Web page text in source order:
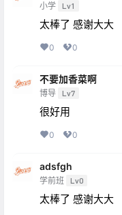
小学 Lv1
太棒了 感谢大大
0 0
不要加香菜啊
博导 Lv7
很好用
0 0
adsfgh
学前班 Lv0
太棒了 感谢大大